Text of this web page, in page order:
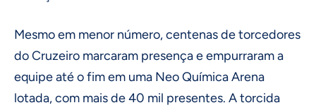
Mesmo em menor número, centenas de torcedores
do Cruzeiro marcaram presença e empurraram a
equipe até o fim em uma Neo Química Arena
lotada, com mais de 40 mil presentes. A torcida